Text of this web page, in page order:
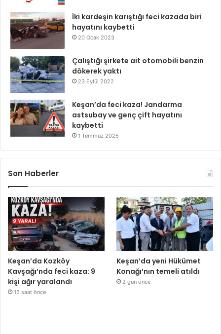
İki kardeşin karıştığı feci kazada biri
hayatını kaybetti
20 Ocak 2023
Çalıştığı şirkete ait otomobili benzin
dökerek yaktı
23 Eylül 2022
Keşan’da feci kaza! Jandarma
astsubay ve genç çift hayatını
kaybetti
1 Temmuz 2025
Son Haberler
Keşan’da Kozköy
Kavşağı’nda feci kaza: 9
kişi ağır yaralandı
15 saat önce
Keşan’da yeni Hükümet
Konağı’nın temeli atıldı
2 gün önce